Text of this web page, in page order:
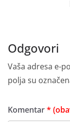
Odgovori
Vaša adresa e-
polja su
Komentar*